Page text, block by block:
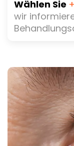
Wählen Sie
wir